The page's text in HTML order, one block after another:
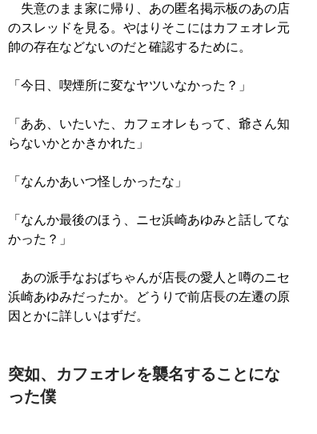
失意のまま家に帰り、あの匿名掲示板のあの店
のスレッドを見る。やはりそこにはカフェオレ元
帥の存在などないのだと確認するために。
「今日、喫煙所に変なヤツいなかった？」
「ああ、いたいた、カフェオレもって、爺さん知
らないかとかきかれた」
「なんかあいつ怪しかったな」
「なんか最後のほう、ニセ浜崎あゆみと話してな
かった？」
あの派手なおばちゃんが店長の愛人と噂のニセ
浜崎あゆみだったか。どうりで前店長の左遷の原
因とかに詳しいはずだ。
突如、カフェオレを襲名することにな
った僕